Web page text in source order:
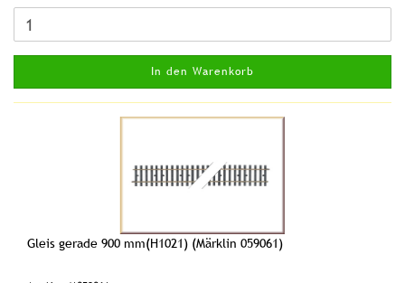
In den Warenkorb
Gleis gerade 900 mm(H1021) (Märklin 059061)